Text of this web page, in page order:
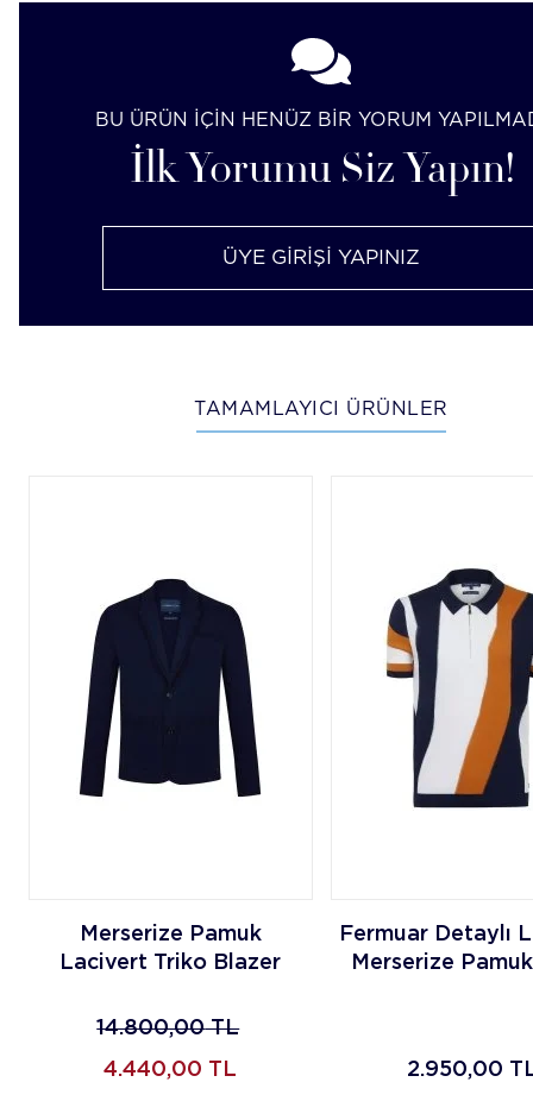
BU ÜRÜN İÇİN HENÜZ BİR YORUM
İlk Yorumu Siz Yapın!
ÜYE GİRİŞİ YAPINIZ
TAMAMLAYICI ÜRÜNLER
Merserize Pamuk
Lacivert Triko Blazer
14.800,00TL
4.440,00 TL
Fermuar Detaylı
Merserize
2.950,00